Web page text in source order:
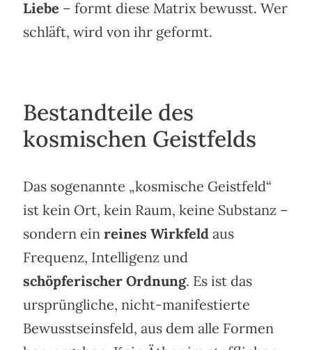
Liebe – formt diese Matrix bewusst. Wer
schläft, wird von ihr geformt.
Bestandteile des
kosmischen Geistfelds
Das sogenannte „kosmische Geistfeld“
ist kein Ort, kein Raum, keine Substanz –
sondern einreines Wirkfeldaus
Frequenz, Intelligenz und
schöpferischer Ordnung. Es ist das
ursprüngliche, nicht-manifestierte
Bewusstseinsfeld, aus dem alle Formen